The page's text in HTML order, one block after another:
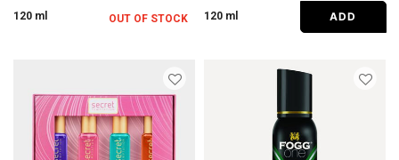
120 ml OUT OF STOCK 120 ml ADD